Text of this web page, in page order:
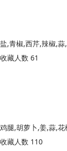
盐,青椒,西芹,辣椒,蒜
收藏人数 61
鸡腿,胡萝卜,姜,蒜,
收藏人数 110